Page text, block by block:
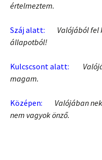
értelmeztem.
Száj alatt:
Valójából fel
állapotból!
Kulcscsont alatt:
magam.
Középen:
Valójában
nem vagyok önző.